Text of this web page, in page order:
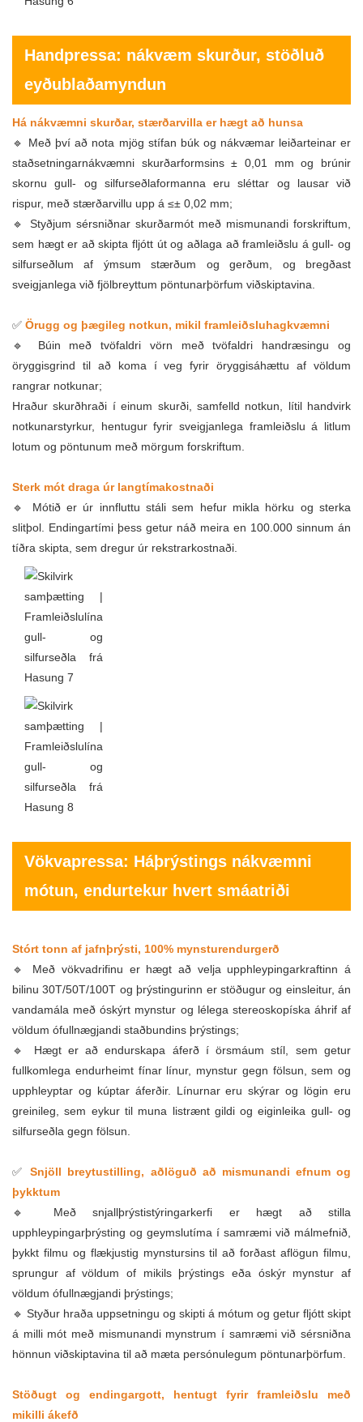
Handpressa: nákvæm skurður, stöðluð
eyðublaðamyndun
Há nákvæmni skurðar, stærðarvilla er hægt að hunsa
🔹 Með því að nota mjög stífan búk og nákvæmar leiðarteinar er
staðsetningarnákvæmni skurðarformsins ± 0,01 mm og brúnir
skornu gull- og silfurseðlaformanna eru sléttar og lausar við
rispur, með stærðarvillu upp á ≤± 0,02 mm;
🔹 Styðjum sérsniðnar skurðarmót með mismunandi forskriftum,
sem hægt er að skipta fljótt út og aðlaga að framleiðslu á gull- og
silfurseðlum af ýmsum stærðum og gerðum, og bregðast
sveigjanlega við fjölbreyttum pöntunarþörfum viðskiptavina.
✅ Örugg og þægileg notkun, mikil framleiðsluhagkvæmni
🔹 Búin með tvöfaldri vörn með tvöfaldri handræsingu og
öryggisgrind til að koma í veg fyrir öryggisáhættu af völdum
rangrar notkunar;
Hraður skurðhraði í einum skurði, samfelld notkun, lítil handvirk
notkunarstyrkur, hentugur fyrir sveigjanlega framleiðslu á litlum
lotum og pöntunum með mörgum forskriftum.
Sterk mót draga úr langtímakostnaði
🔹 Mótið er úr innfluttu stáli sem hefur mikla hörku og sterka
slitþol. Endingartími þess getur náð meira en 100.000 sinnum án
tíðra skipta, sem dregur úr rekstrarkostnaði.
Vökvapressa: Háþrýstings nákvæmni
mótun, endurtekur hvert smáatriði
Stórt tonn af jafnþrýsti, 100% mynsturendurgerð
🔹 Með vökvadrifinu er hægt að velja upphleypingarkraftinn á
bilinu 30T/50T/100T og þrýstingurinn er stöðugur og einsleitur, án
vandamála með óskýrt mynstur og lélega stereoskopíska áhrif af
völdum ófullnægjandi staðbundins þrýstings;
🔹 Hægt er að endurskapa áferð í örsmáum stíl, sem getur
fullkomlega endurheimt fínar línur, mynstur gegn fölsun, sem og
upphleyptar og kúptar áferðir. Línurnar eru skýrar og lögin eru
greinileg, sem eykur til muna listrænt gildi og eiginleika gull- og
silfurseðla gegn fölsun.
✅Snjöll breytustilling, aðlöguð að mismunandi efnum og
þykktum
🔹 Með snjallþrýstistýringarkerfi er hægt að stilla
upphleypingarþrýsting og geymslutíma í samræmi við málmefnið,
þykkt filmu og flækjustig mynstursins til að forðast aflögun filmu,
sprungur af völdum of mikils þrýstings eða óskýr mynstur af
völdum ófullnægjandi þrýstings;
🔹 Styður hraða uppsetningu og skipti á mótum og getur fljótt skipt
á milli mót með mismunandi mynstrum í samræmi við sérsniðna
hönnun viðskiptavina til að mæta persónulegum pöntunarþörfum.
Stöðugt og endingargott, hentugt fyrir framleiðslu með
mikilli ákefð